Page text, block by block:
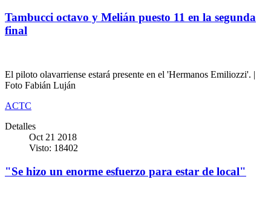
Tambucci octavo y Melián puesto 11 en la segunda
final
El piloto olavarriense estará presente en el 'Hermanos Emiliozzi'. |
Foto Fabián Luján
ACTC
Detalles
Oct 21 2018
Visto: 18402
"Se hizo un enorme esfuerzo para estar de local"